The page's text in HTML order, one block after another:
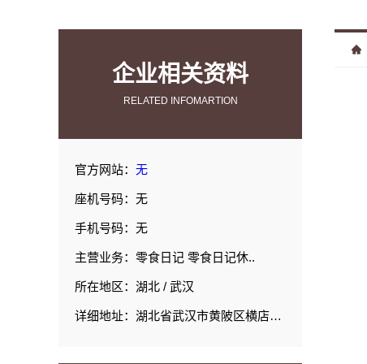
企业相关资料
RELATED INFOMARTION
官方网站： 无
座机号码：无
手机号码：无
主营业务：零食日记 零食日记休..
所在地区：湖北 / 武汉
详细地址：湖北省武汉市黄陂区横店街道创业路9号3号楼-2(武汉童天下游乐设备有限公司园区)